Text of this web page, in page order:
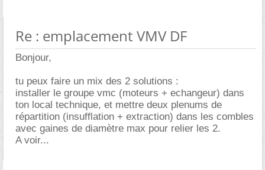
Re : emplacement VMV DF
Bonjour,
tu peux faire un mix des 2 solutions :
installer le groupe vmc (moteurs + echangeur) dans
ton local technique, et mettre deux plenums de
répartition (insufflation + extraction) dans les combles
avec gaines de diamètre max pour relier les 2.
A voir...